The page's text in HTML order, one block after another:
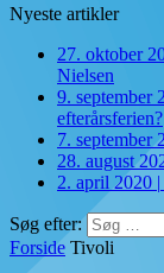
Nyeste artikler
27. oktober
Nielsen
9. september
efterårsferien?
7. september
28. august
2. april 2020 |
Søg efter:
Forside Tivoli